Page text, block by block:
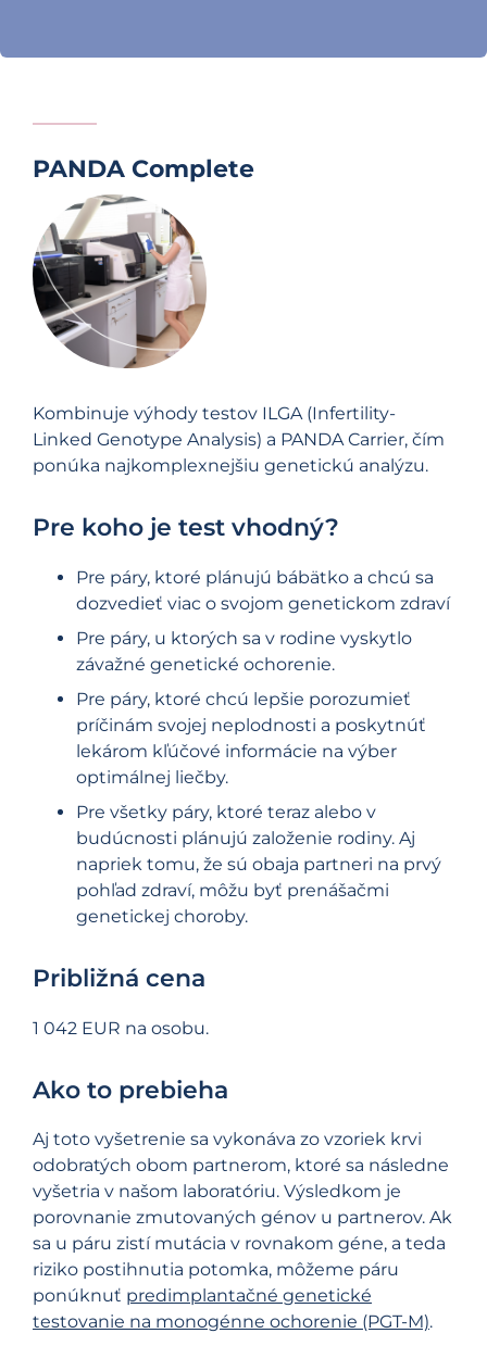
PANDA Complete
Kombinuje výhody testov ILGA (Infertility-
Linked Genotype Analysis) a PANDA Carrier, čím
ponúka najkomplexnejšiu genetickú analýzu.
Pre koho je test vhodný?
Pre páry, ktoré plánujú bábätko a chcú sa
dozvedieť viac o svojom genetickom zdraví
Pre páry, u ktorých sa v rodine vyskytlo
závažné genetické ochorenie.
Pre páry, ktoré chcú lepšie porozumieť
príčinám svojej neplodnosti a poskytnúť
lekárom kľúčové informácie na výber
optimálnej liečby.
Pre všetky páry, ktoré teraz alebo v
budúcnosti plánujú založenie rodiny. Aj
napriek tomu, že sú obaja partneri na prvý
pohľad zdraví, môžu byť prenášačmi
genetickej choroby.
Približná cena
1 042 EUR na osobu.
Ako to prebieha
Aj toto vyšetrenie sa vykonáva zo vzoriek krvi
odobratých obom partnerom, ktoré sa následne
vyšetria v našom laboratóriu. Výsledkom je
porovnanie zmutovaných génov u partnerov. Ak
sa u páru zistí mutácia v rovnakom géne, a teda
riziko postihnutia potomka, môžeme páru
ponúknuť predimplantačné genetické
testovanie na monogénne ochorenie (PGT-M).